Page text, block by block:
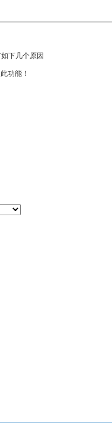
下几个原因
功能！